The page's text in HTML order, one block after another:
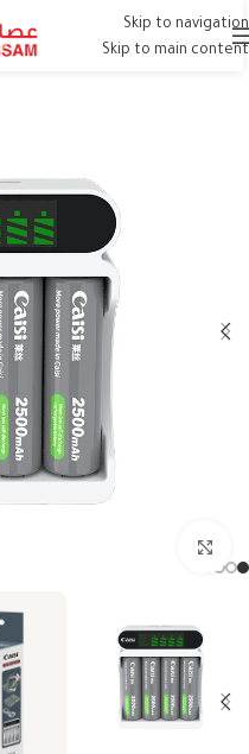
Skip to navigation
Skip to main content